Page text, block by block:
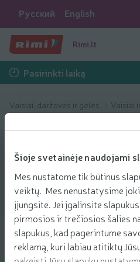
Šioje svetainėje naudojami
Mes nustatome tik būtinus
veiktų. Mes nenustatysime
įjungsite. Jei įgalinsite
pirmosios ir trečiosios šalies
slapukus, kad pagerintume
reklamą, kuri labiau atitiktų
Русский English
Rimi.lt
Pasirinkti laiką
Vaisiai, daržovės ir gėlės Vaisiai
Apelsinai
Filtruoti
Rodyti
Apelsinai
59